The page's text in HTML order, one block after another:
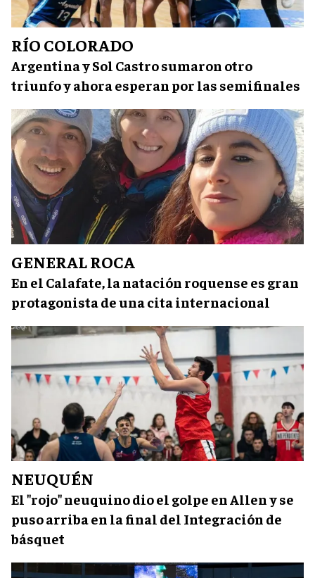
RÍO COLORADO
Argentina y Sol Castro sumaron otro
triunfo y ahora esperan por las semifinales
GENERAL ROCA
En el Calafate, la natación roquense es gran
protagonista de una cita internacional
NEUQUÉN
El "rojo" neuquino dio el golpe en Allen y se
puso arriba en la final del Integración de
básquet